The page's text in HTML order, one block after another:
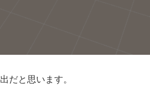
だと思います。